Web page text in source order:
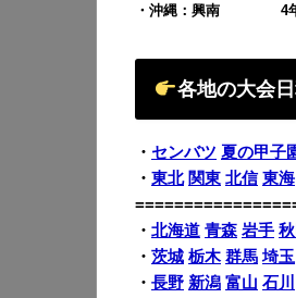
・沖縄： 興南 4年ぶ
各地の大会
・ センバツ 夏の甲子
・ 東北 関東 北信 東海
・ 北海道 青森 岩手
・ 茨城 栃木 群馬 埼玉
・ 長野 新潟 富山 石川